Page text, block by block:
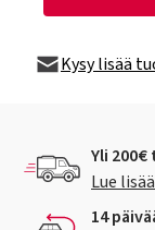
Kysy lisää
Yli
Lue
14